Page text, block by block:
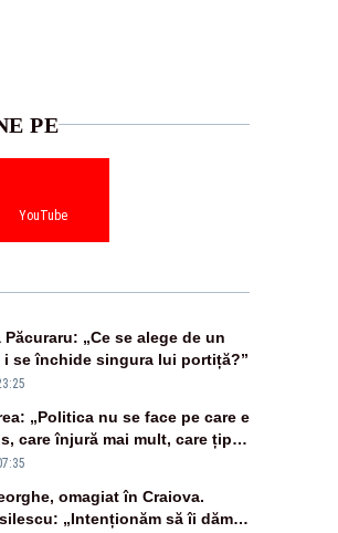
PE
YouTube
Păcuraru: „Ce se alege de un
i se închide singura lui portiță?”
„Politica nu se face pe care e
care înjură mai mult, care țipă
pe proiecte”
omagiat în Craiova.
„Intenționăm să îi dăm